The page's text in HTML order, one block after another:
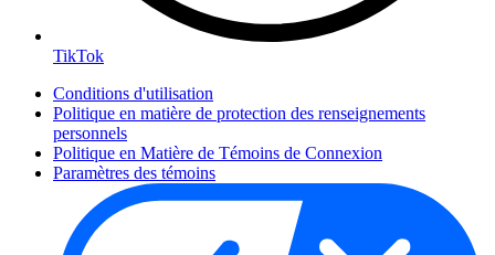
TikTok
Conditions d'utilisation
Politique en matière de protection des renseignements
personnels
Politique en Matière de Témoins de Connexion
Paramètres des témoins